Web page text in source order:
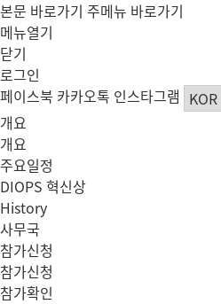
본문 바로가기 주메뉴 바로가기
메뉴열기
닫기
로그인
페이스북 카카오톡 인스타그램
개요
개요
주요일정
DIOPS 혁신상
History
사무국
참가신청
참가신청
참가확인